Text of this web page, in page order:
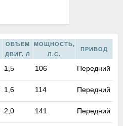
ОБЪЕМ
ДВИГ. Л
МОЩНОСТЬ,
Л.С.
ПРИВОД
1,5 106 Передний
1,6 114 Передний
2,0 141 Передний